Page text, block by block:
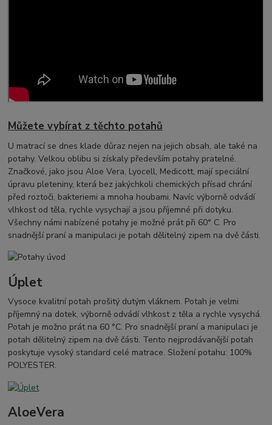
Můžete vybírat z těchto potahů
U matrací se dnes klade důraz nejen na jejich obsah, ale také na
potahy. Velkou oblibu si získaly především potahy pratelné.
Značkové, jako jsou Aloe Vera, Lyocell, Medicott, mají speciální
úpravu pleteniny, která bez jakýchkoli chemických přísad chrání
před roztoči, bakteriemi a mnoha houbami. Navíc výborně odvádí
vlhkost od těla, rychle vysychají a jsou příjemné při dotyku.
Všechny námi nabízené potahy je možné prát při 60° C. Pro
snadnější praní a manipulaci je potah dělitelný zipem na dvě části.
Úplet
Vysoce kvalitní potah prošitý dutým vláknem. Potah je velmi
příjemný na dotek, výborně odvádí vlhkost z těla a rychle vysychá.
Potah je možno prát na 60 °C. Pro snadnější praní a manipulaci je
potah dělitelný zipem na dvě části. Tento nejprodávanější potah
poskytuje vysoký standard celé matrace. Složení potahu: 100%
POLYESTER.
AloeVera